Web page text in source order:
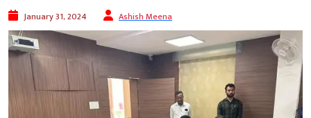
January 31, 2024 Ashish Meena